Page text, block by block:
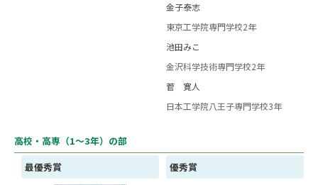
金子泰志
東京工学院専門学校2年
池田みこ
金沢科学技術専門学校2年
菅 寛人
日本工学院八王子専門学校3年
高校・高専（1～3年）の部
最優秀賞
優秀賞